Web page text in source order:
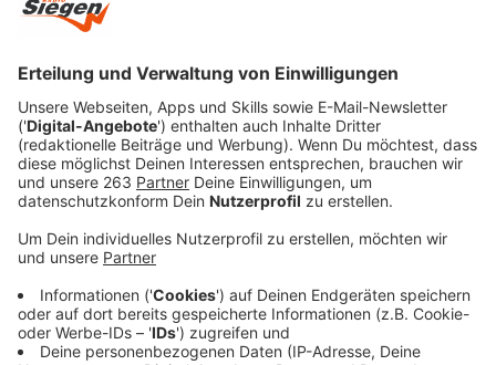
"Before I Met Supergirl" erscheinen wird. Auf seiner
Website wird das Buch allerdings bereits für den 30.
Oktober angekündigt.
Anzeige
Ein musikalischer und literarischer Blick in die
Anzeige
In "Before I Met Supergirl" erzählt Garvey Geschichten
aus seiner Kindheit, Jugend und frühen 20ern. Es ist